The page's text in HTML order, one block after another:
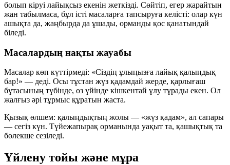
болып кіруі лайықсыз екенін жеткізді. Сөйтіп, егер жарайтын
жан табылмаса, бұл істі масаларға тапсыруға келісті: олар күн
ашықта да, жаңбырда да ұшады, орманды қос қанатындай
біледі.
Масалардың нақты жауабы
Масалар көп күттірмеді: «Сіздің ұлыңызға лайық қалыңдық
бар!» — деді. Осы тұстан жүз қадамдай жерде, қарлығаш
бұтасының түбінде, өз үйінде кішкентай ұлу тұрады екен. Ол
жалғыз әрі тұрмыс құратын жаста.
Қызық өлшем: қалыңдықтың жолы — «жүз қадам», ал сапары
— сегіз күн. Түйежапырақ орманында уақыт та, қашықтық та
бөлекше сезіледі.
Үйлену тойы және мұра